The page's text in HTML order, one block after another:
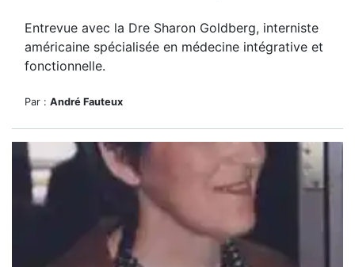
Entrevue avec la Dre Sharon Goldberg, interniste
américaine spécialisée en médecine intégrative et
fonctionnelle.
Par : André Fauteux